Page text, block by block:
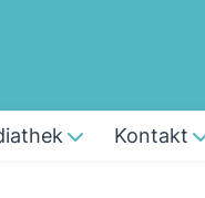
Kontakt